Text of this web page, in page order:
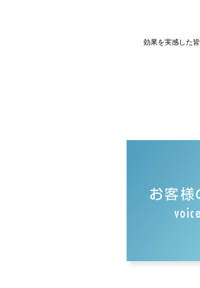
効果を実感した